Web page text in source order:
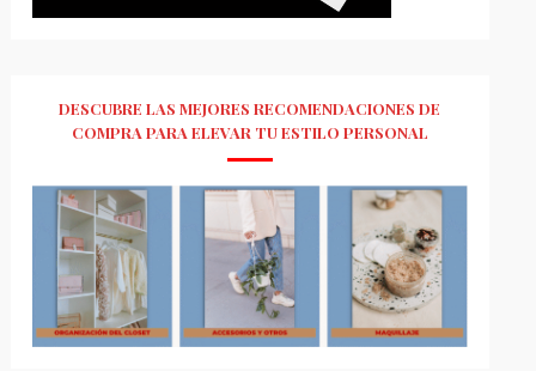
DESCUBRE LAS MEJORES RECOMENDACIONES DE
COMPRA PARA ELEVAR TU ESTILO PERSONAL